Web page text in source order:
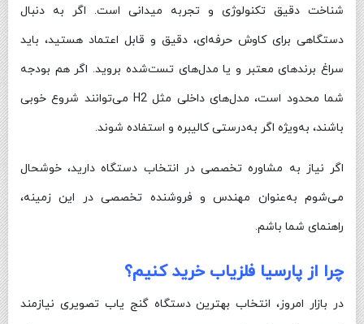
شناخت دقیق تکنولوژی و تجربه میدانی است. اگر به دنبال
دستگاهی برای کاوش حرفه‌ای، دقیق و قابل اعتماد هستید، باید
سراغ برندهای معتبر و یا مدل‌های تست‌شده بروید. اگر هم بودجه
شما محدود است، مدل‌های داخلی مثل H2 می‌توانند شروع خوبی
باشند، به‌ویژه اگر به‌درستی کالیبره و استفاده شوند.
اگر نیاز به مشاوره تخصصی در انتخاب دستگاه دارید، خوشحال
می‌شوم به‌عنوان مهندس و فروشنده تخصصی در این زمینه،
راهنمای شما باشم.
چرا از پارسیا فلزیاب خرید کنیم؟
در بازار امروز، انتخاب بهترین دستگاه گنج یاب تصویری نیازمند